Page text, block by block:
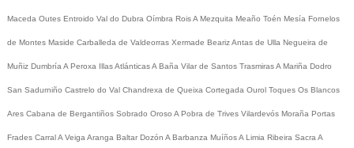
Maceda Outes Entroido Val do Dubra Oímbra RoisA Mezquita Meaño Toén Mesía Fornelos
de Montes Maside Carballeda de Valdeorras Xermade BearizAntas de Ulla Negueira de
Muñiz Dumbría A Peroxa Illas AtlánticasA Baña Vilar de Santos TrasmirasA Mariña Dodro
San Sadurniño Castrelo do Val Chandrexa de Queixa Cortegada Ourol Toques Os Blancos
Ares Cabana de Bergantiños Sobrado Oroso A Pobra de Trives Vilardevós Moraña Portas
Frades CarralA Veiga Aranga Baltar Dozón A Barbanza MuíñosA Limia Ribeira Sacra A